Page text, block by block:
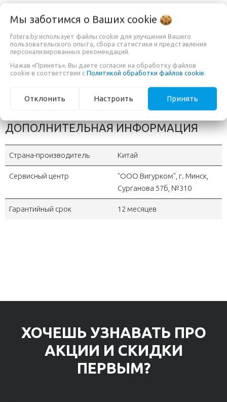
системой Yongnuo YN560-TX в ручном режиме, используя пуль
ДУ. Также здесь установлен новый зажимной механизм,
сопоставимый по качеству с зажимами на фотовспышках
Canon.
В комплекте идет два трансивера для камеры и вспышки.
темное время суток имеется подсветка автофокуса.
ДОПОЛНИТЕЛЬНАЯ ИНФОРМАЦИЯ
Страна-производитель Китай
Сервисный центр
"OOO Вигурком", г. Минск,
Сурганова 57б, №310
Гарантийный срок 12 месяцев
ХОЧЕШЬ УЗНАВАТЬ ПРО
АКЦИИ И СКИДКИ
ПЕРВЫМ?
Мы заботимся о Ваших cookie
fotera.by использует файлы cookie для улучшения Вашего
пользовательского опыта, сбора статистики и представления
персонализированных рекомендаций.
Нажав «Принять», Вы даете согласие на обработку файлов
cookie в соответствии с Политикой обработки файлов cookie.
Отклонить Настроить Принять